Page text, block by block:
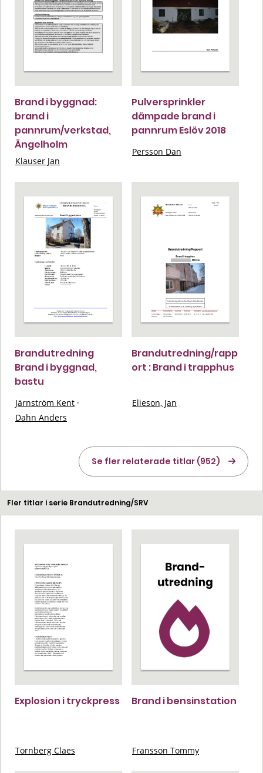
Brand i byggnad:
brand i
pannrum/verkstad,
Ängelholm
Klauser Jan
Pulversprinkler
dämpade brand i
pannrum Eslöv 2018
Persson Dan
Brandutredning
Brand i byggnad,
bastu
Järnström Kent ·
Dahn Anders
Brandutredning/rapp
ort : Brand i trapphus
Elieson, Jan
Se fler relaterade titlar (952)
Fler titlar i serie Brandutredning/SRV
Explosion i tryckpress
Tornberg Claes
Brand i bensinstation
Fransson Tommy